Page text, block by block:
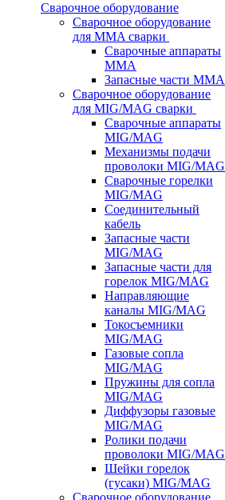
Сварочное оборудование
Сварочное оборудование
для MMA сварки
Сварочные аппараты
MMA
Запасные части MMA
Сварочное оборудование
для MIG/MAG сварки
Сварочные аппараты
MIG/MAG
Механизмы подачи
проволоки MIG/MAG
Сварочные горелки
MIG/MAG
Соединительный
кабель
Запасные части
MIG/MAG
Запасные части для
горелок MIG/MAG
Направляющие
каналы MIG/MAG
Токосъемники
MIG/MAG
Газовые сопла
MIG/MAG
Пружины для сопла
MIG/MAG
Диффузоры газовые
MIG/MAG
Ролики подачи
проволоки MIG/MAG
Шейки горелок
(гусаки) MIG/MAG
Сварочное оборудование